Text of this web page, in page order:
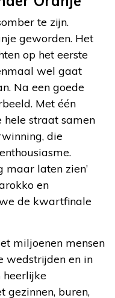
te zijn.
geworden. Het
op het eerste
wel gaat
Na een goede
Met één
straat samen
die
maar laten zien’
en
de kwartfinale
miljoenen mensen
wedstrijden en in
heerlijke
gezinnen, buren,